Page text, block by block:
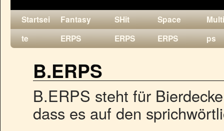
Startsei
te
Fantasy
ERPS
SHit
ERPS
Space
ERPS
ps
B.ERPS
B.ERPS steht für
dass es auf den